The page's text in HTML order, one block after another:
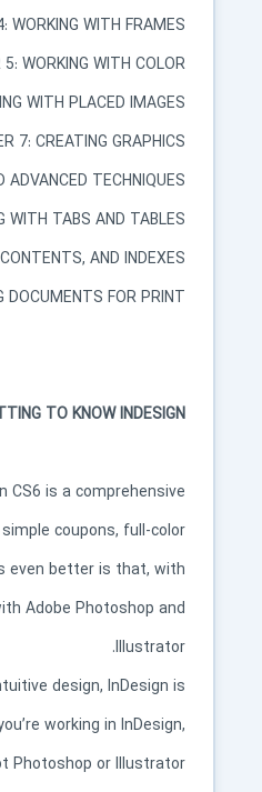
WORKING WITH FRAMES
WORKING WITH COLOR
WITH PLACED IMAGES
7: CREATING GRAPHICS
TECHNIQUES
WITH TABS AND TABLES
AND INDEXES
DOCUMENTS FOR PRINT
TO KNOW INDESIGN
CS6 is a comprehensive
coupons, full-color
even better is that, with
Adobe Photoshop and
Illustrator.
design, InDesign is
working in InDesign,
Photoshop or Illustrator.